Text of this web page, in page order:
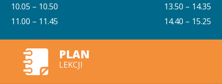
10.05 – 10.50
11.00 – 11.45
13.50 – 14.35
14.40 – 15.25
PLAN
LEKCJI